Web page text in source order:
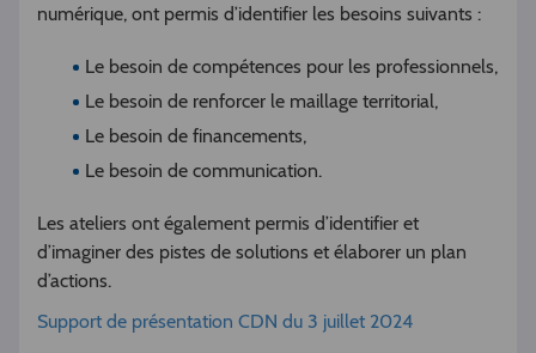
numérique, ont permis d’identifier les besoins suivants :
Le besoin de compétences pour les professionnels,
Le besoin de renforcer le maillage territorial,
Le besoin de financements,
Le besoin de communication.
Les ateliers ont également permis d’identifier et
d’imaginer des pistes de solutions et élaborer un plan
d’actions.
Support de présentation CDN du 3 juillet 2024